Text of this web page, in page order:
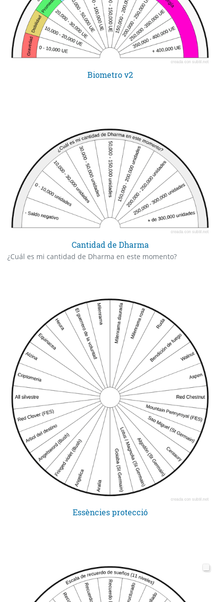
Biometro v2
Cantidad de Dharma
¿Cuál es mi cantidad de Dharma en este momento?
Essències protecció